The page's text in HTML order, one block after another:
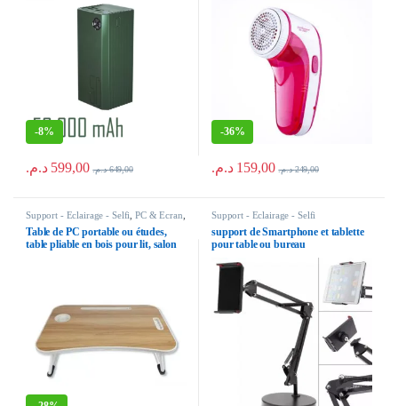
-8%
599,00 د.م. 649,00 د.م.
-36%
159,00 د.م. 249,00 د.م.
Support - Eclairage - Selfi PC & Ecran
Table de PC portable ou études,
table pliable en bois pour lit, salon
Support - Eclairage - Selfi
support de Smartphone et tablette
pour table ou bureau